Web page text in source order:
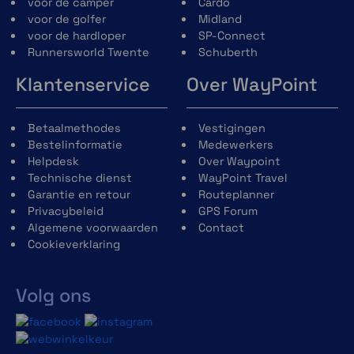
smartphone voor navigatie op uw fiets en houd altijd
de route in de gaten. Maximale veiligheid en gewoon
praktisch.
CNC-gefreesd uit aluminium van
vliegtuigkwaliteit
Mobiele telefoon kan staand of liggend worden
bevestigd
Superstabiele 360°-verstelling in 6°-stappen
Met de antivibratiemodule kunt u deze trillingen tot
60% verminderen dankzij de speciaal ontwikkelde
elastomeer inlay . Bied uw mobiele telefoon extra
voor de golfer
voor de hardloper
Runnersworld Twente
Midland
SP-Connect
Schuberth
Klantenservice
Betaalmethodes
Bestelinformatie
Helpdesk
Technische dienst
Garantie en retour
Privacybeleid
Algemene voorwaarden
Cookieverklaring
Volg ons
Over WayPoint
Vestigingen
Medewerkers
Over Waypoint
WayPoint Travel
Routeplanner
GPS Forum
Contact